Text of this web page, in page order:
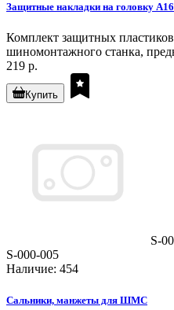
Защитные накладки на головку
Комплект защитных
шиномонтажного станка,
219 р.
Купить
S-
S-000-005
Наличие: 454
Сальники, манжеты для ШМС